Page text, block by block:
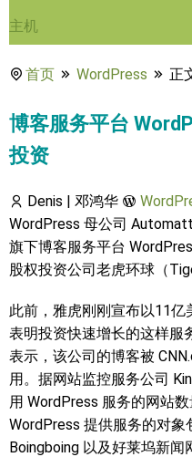
主机
首页 WordPress 正
博客服务平台
投资
Denis | 邓鸿华
WordPress 母公司
旗下博客服务平台
股权投资公司老虎环球（
此前，雅虎刚刚宣布以11
表明投资快速增长的这样服
表示，该公司的博客被
用。据网站监控服务公司
用 WordPress 服务的网站
WordPress 提供服务的对象
Boingboing 以及好莱坞新闻